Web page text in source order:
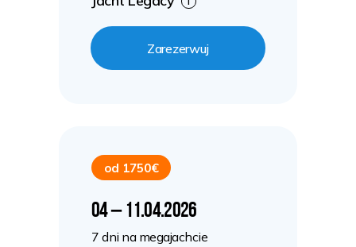
Zarezerwuj
04 – 11.04.2026
7 dni na megajachcie
od 1750€